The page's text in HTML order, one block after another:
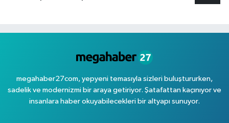
megahaber27com, yepyeni temasıyla sizleri buluştururken,
sadelik ve modernizmi bir araya getiriyor. Şatafattan kaçınıyor ve
insanlara haber okuyabilecekleri bir altyapı sunuyor.